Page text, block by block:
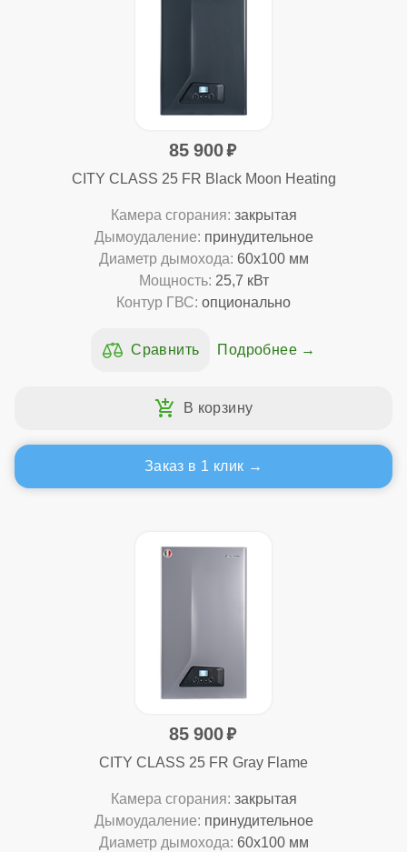
85 900
CITY CLASS 25 FR Black Moon Heating
Камера сгорания: закрытая
Дымоудаление: принудительное
Диаметр дымохода: 60x100 мм
Мощность: 25,7 кВт
Контур ГВС: опционально
Подробнее
Заказ в 1 клик
85 900
CITY CLASS 25 FR Gray Flame
Камера сгорания: закрытая
Дымоудаление: принудительное
Диаметр дымохода: 60x100 мм